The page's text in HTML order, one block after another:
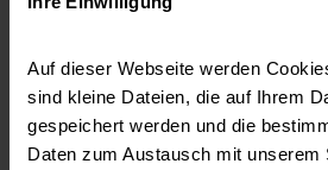
Auf dieser Webseite werden
sind kleine Dateien, die auf Ihrem
gespeichert werden und die
Daten zum Austausch mit unserem
*An welchen Leistungen sind Sie